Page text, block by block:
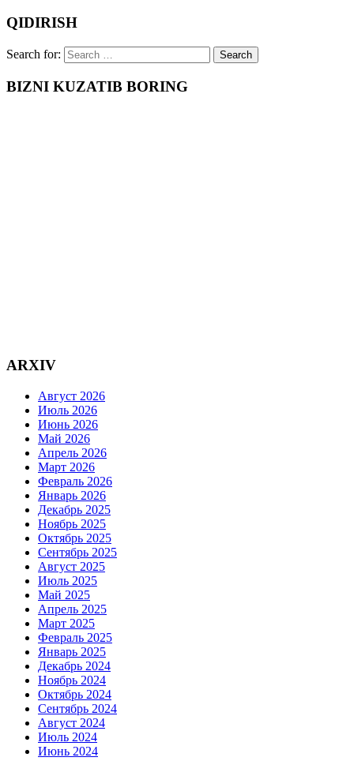
QIDIRISH
Search for:
BIZNI KUZATIB BORING
ARXIV
Август 2026
Июль 2026
Июнь 2026
Май 2026
Апрель 2026
Март 2026
Февраль 2026
Январь 2026
Декабрь 2025
Ноябрь 2025
Октябрь 2025
Сентябрь 2025
Август 2025
Июль 2025
Май 2025
Апрель 2025
Март 2025
Февраль 2025
Январь 2025
Декабрь 2024
Ноябрь 2024
Октябрь 2024
Сентябрь 2024
Август 2024
Июль 2024
Июнь 2024